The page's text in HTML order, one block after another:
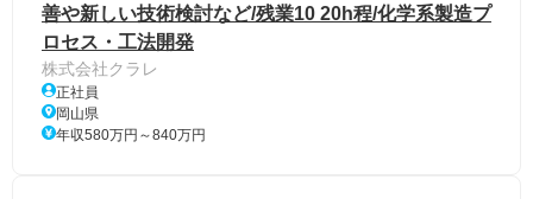
善や新しい技術検討など/残業10 20h程/化学系製造プ
ロセス・工法開発
株式会社クラレ
正社員
岡山県
年収580万円～840万円